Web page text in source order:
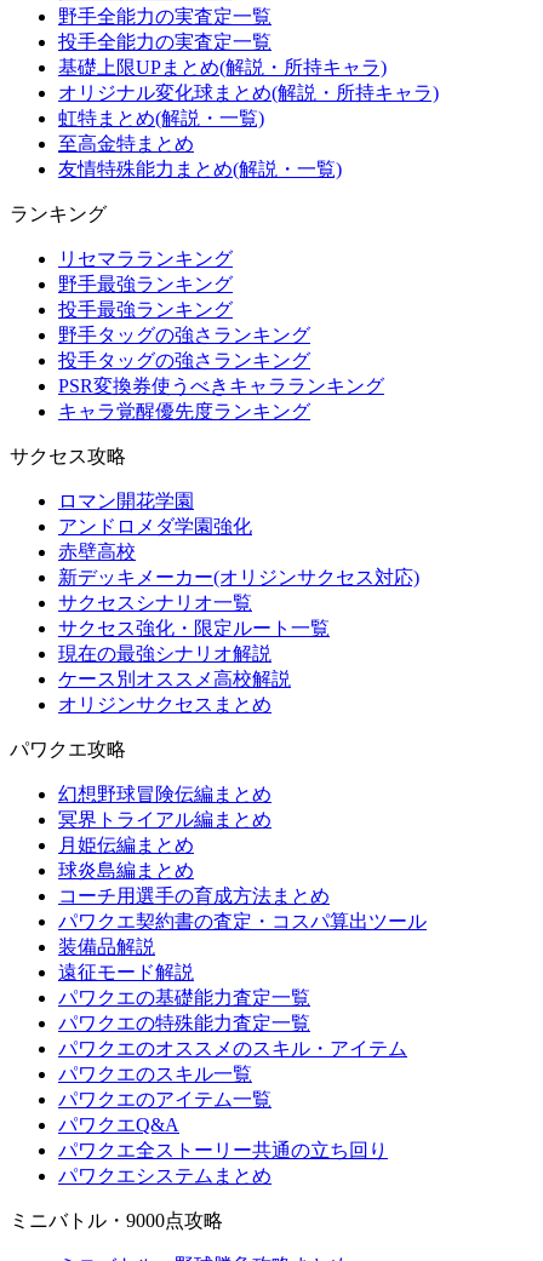
野手全能力の実査定一覧
投手全能力の実査定一覧
基礎上限UPまとめ(解説・所持キャラ)
オリジナル変化球まとめ(解説・所持キャラ)
虹特まとめ(解説・一覧)
至高金特まとめ
友情特殊能力まとめ(解説・一覧)
ランキング
リセマラランキング
野手最強ランキング
投手最強ランキング
野手タッグの強さランキング
投手タッグの強さランキング
PSR変換券使うべきキャラランキング
キャラ覚醒優先度ランキング
サクセス攻略
ロマン開花学園
アンドロメダ学園強化
赤壁高校
新デッキメーカー(オリジンサクセス対応)
サクセスシナリオ一覧
サクセス強化・限定ルート一覧
現在の最強シナリオ解説
ケース別オススメ高校解説
オリジンサクセスまとめ
パワクエ攻略
幻想野球冒険伝編まとめ
冥界トライアル編まとめ
月姫伝編まとめ
球炎島編まとめ
コーチ用選手の育成方法まとめ
パワクエ契約書の査定・コスパ算出ツール
装備品解説
遠征モード解説
パワクエの基礎能力査定一覧
パワクエの特殊能力査定一覧
パワクエのオススメのスキル・アイテム
パワクエのスキル一覧
パワクエのアイテム一覧
パワクエQ&A
パワクエ全ストーリー共通の立ち回り
パワクエシステムまとめ
ミニバトル・9000点攻略